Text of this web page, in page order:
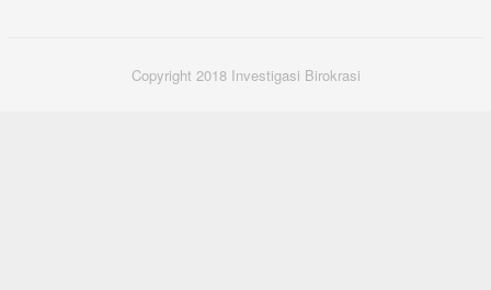
Copyright 2018 Investigasi Birokrasi